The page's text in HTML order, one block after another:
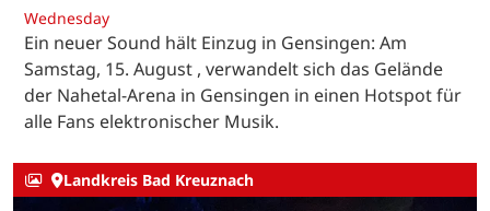
Wednesday
Ein neuer Sound hält Einzug in Gensingen: Am
Samstag, 15. August , verwandelt sich das Gelände
der Nahetal-Arena in Gensingen in einen Hotspot für
alle Fans elektronischer Musik.
Landkreis Bad Kreuznach